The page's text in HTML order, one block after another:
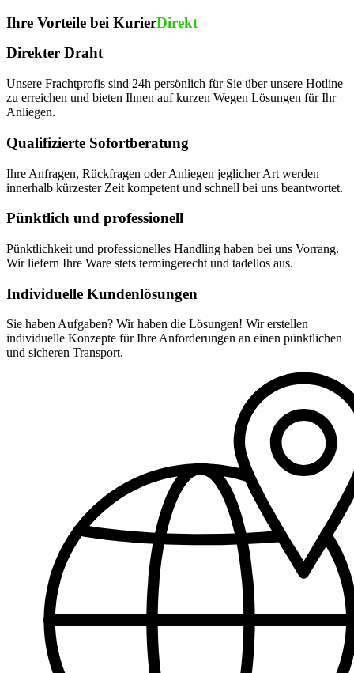
Ihre Vorteile bei KurierDirekt
Direkter Draht
Unsere Frachtprofis sind 24h persönlich für Sie über unsere Hotline
zu erreichen und bieten Ihnen auf kurzen Wegen Lösungen für Ihr
Anliegen.
Qualifizierte Sofortberatung
Ihre Anfragen, Rückfragen oder Anliegen jeglicher Art werden
innerhalb kürzester Zeit kompetent und schnell bei uns beantwortet.
Pünktlich und professionell
Pünktlichkeit und professionelles Handling haben bei uns Vorrang.
Wir liefern Ihre Ware stets termingerecht und tadellos aus.
Individuelle Kundenlösungen
Sie haben Aufgaben? Wir haben die Lösungen! Wir erstellen
individuelle Konzepte für Ihre Anforderungen an einen pünktlichen
und sicheren Transport.